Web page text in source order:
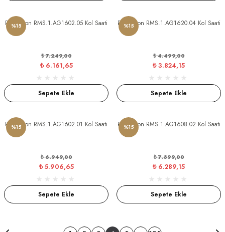
%15
Romanson RMS.1.AG1602.05 Kol Saati
₺ 7.249,00
₺ 6.161,65
Sepete Ekle
%15
Romanson RMS.1.AG1620.04 Kol Saati
₺ 4.499,00
₺ 3.824,15
Sepete Ekle
%15
Romanson RMS.1.AG1602.01 Kol Saati
₺ 6.949,00
₺ 5.906,65
Sepete Ekle
%15
Romanson RMS.1.AG1608.02 Kol Saati
₺ 7.399,00
₺ 6.289,15
Sepete Ekle